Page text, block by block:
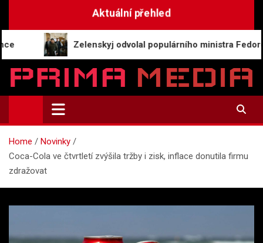
Aktuální přehled
Zelenskyj odvolal populárního ministra Fedorova,
Prima-Media.cz
Informace a aktuality | Zpravodajství
Home
Novinky
Coca-Cola ve čtvrtletí zvýšila tržby i zisk, inflace donutila firmu
zdražovat